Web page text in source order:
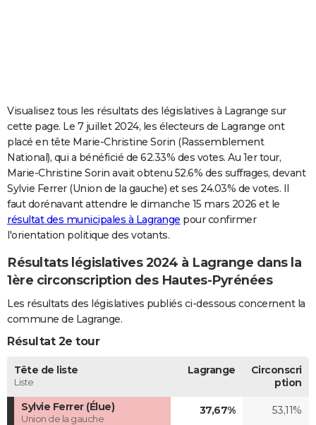
Carte de Noël
Carte Bonne année
Carte Saint-Valentin
Carte Pâques
Carte d'anniversaire
DICTIONNAIRE
Dictionnaire
Biographies
Citations
Expressions
Proverbes
PROGRAMME TV
COPAINS D'AVANT
S'inscrire
Se connecter
Lycées
Collèges
Primaires
Universités
Entreprises
Service militaire
Avis de recherche
AVIS DE DÉCÈS
Visualisez tous les résultats des législatives à Lagrange sur
cette page. Le 7 juillet 2024, les électeurs de Lagrange ont
placé en tête Marie-Christine Sorin (Rassemblement
National), qui a bénéficié de 62.33% des votes. Au 1er tour,
Marie-Christine Sorin avait obtenu 52.6% des suffrages, devant
Sylvie Ferrer (Union de la gauche) et ses 24.03% de votes. Il
faut dorénavant attendre le dimanche 15 mars 2026 et le
résultat des municipales à Lagrange pour confirmer
l'orientation politique des votants.
Résultats législatives 2024 à Lagrange dans la
1ère circonscription des Hautes-Pyrénées
Les résultats des législatives publiés ci-dessous concernent la
commune de Lagrange.
Résultat 2e tour
Tête de liste
Liste
Lagrange
Circonscri
ption
Sylvie Ferrer (Élue)
Union de la gauche
37,67% 53,11%